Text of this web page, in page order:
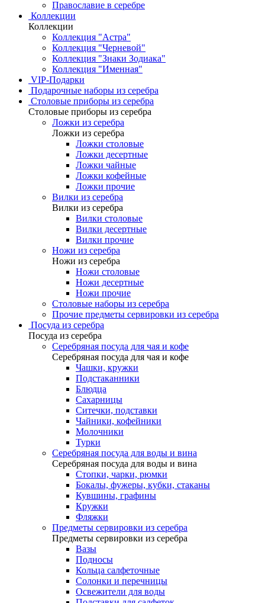
Православие в серебре
Коллекции
Коллекции
Коллекция "Астра"
Коллекция "Черневой"
Коллекция "Знаки Зодиака"
Коллекция "Именная"
VIP-Подарки
Подарочные наборы из серебра
Столовые приборы из серебра
Столовые приборы из серебра
Ложки из серебра
Ложки из серебра
Ложки столовые
Ложки десертные
Ложки чайные
Ложки кофейные
Ложки прочие
Вилки из серебра
Вилки из серебра
Вилки столовые
Вилки десертные
Вилки прочие
Ножи из серебра
Ножи из серебра
Ножи столовые
Ножи десертные
Ножи прочие
Столовые наборы из серебра
Прочие предметы сервировки из серебра
Посуда из серебра
Посуда из серебра
Серебряная посуда для чая и кофе
Серебряная посуда для чая и кофе
Чашки, кружки
Подстаканники
Блюдца
Сахарницы
Ситечки, подставки
Чайники, кофейники
Молочники
Турки
Серебряная посуда для воды и вина
Серебряная посуда для воды и вина
Стопки, чарки, рюмки
Бокалы, фужеры, кубки, стаканы
Кувшины, графины
Кружки
Фляжки
Предметы сервировки из серебра
Предметы сервировки из серебра
Вазы
Подносы
Кольца салфеточные
Солонки и перечницы
Освежители для воды